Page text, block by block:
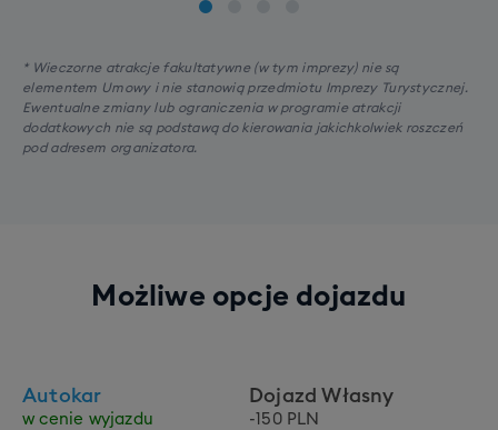
* Wieczorne atrakcje fakultatywne (w tym imprezy) nie są
elementem Umowy i nie stanowią przedmiotu Imprezy Turystycznej.
Ewentualne zmiany lub ograniczenia w programie atrakcji
dodatkowych nie są podstawą do kierowania jakichkolwiek roszczeń
pod adresem organizatora.
Możliwe opcje dojazdu
Autokar
w cenie wyjazdu
Dojazd Własny
-150 PLN